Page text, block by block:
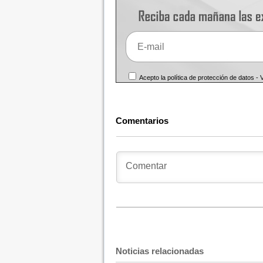
Acepto la política de protección de datos -
Comentarios
Noticias relacionadas